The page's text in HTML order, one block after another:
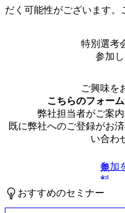
だく可能性がございます。
特別選考
参加
ご興味を
こちらのフォー
弊社担当者がご案
既に弊社へのご登録がお
い合わ
無
料
参加
おすすめのセミナー